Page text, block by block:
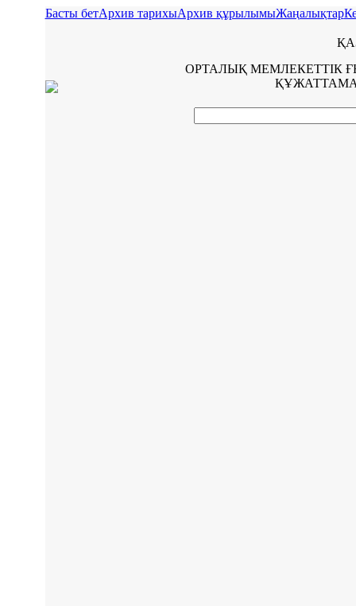
Басты бетАрхив тарихыАрхив құрылымыЖаңалықтар
ОРТАЛЫҚ МЕМЛЕКЕТТІК